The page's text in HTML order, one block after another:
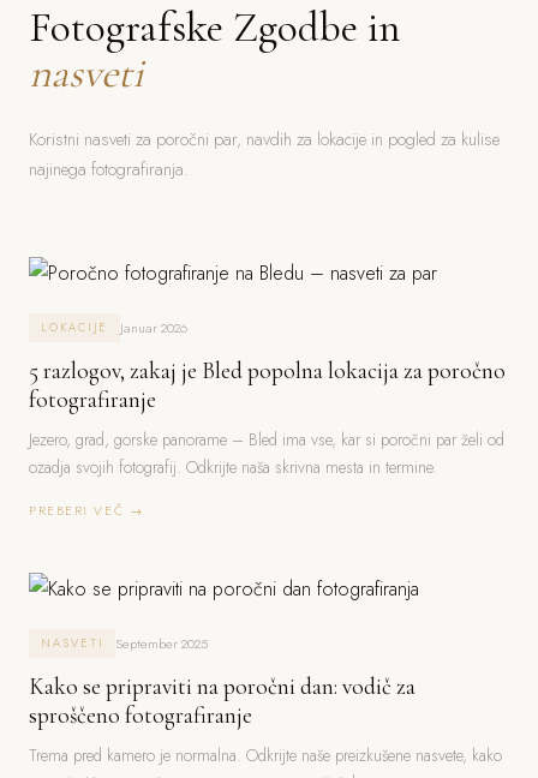
Fotografske Zgodbe in
nasveti
Koristni nasveti za poročni par, navdih za lokacije in pogled za kulise
najinega fotografiranja.
LOKACIJE Januar 2026
5 razlogov, zakaj je Bled popolna lokacija za poročno
fotografiranje
Jezero, grad, gorske panorame – Bled ima vse, kar si poročni par želi od
ozadja svojih fotografij. Odkrijte naša skrivna mesta in termine.
PREBERI VEČ →
NASVETI September 2025
Kako se pripraviti na poročni dan: vodič za
sproščeno fotografiranje
Trema pred kamero je normalna. Odkrijte naše preizkušene nasvete, kako